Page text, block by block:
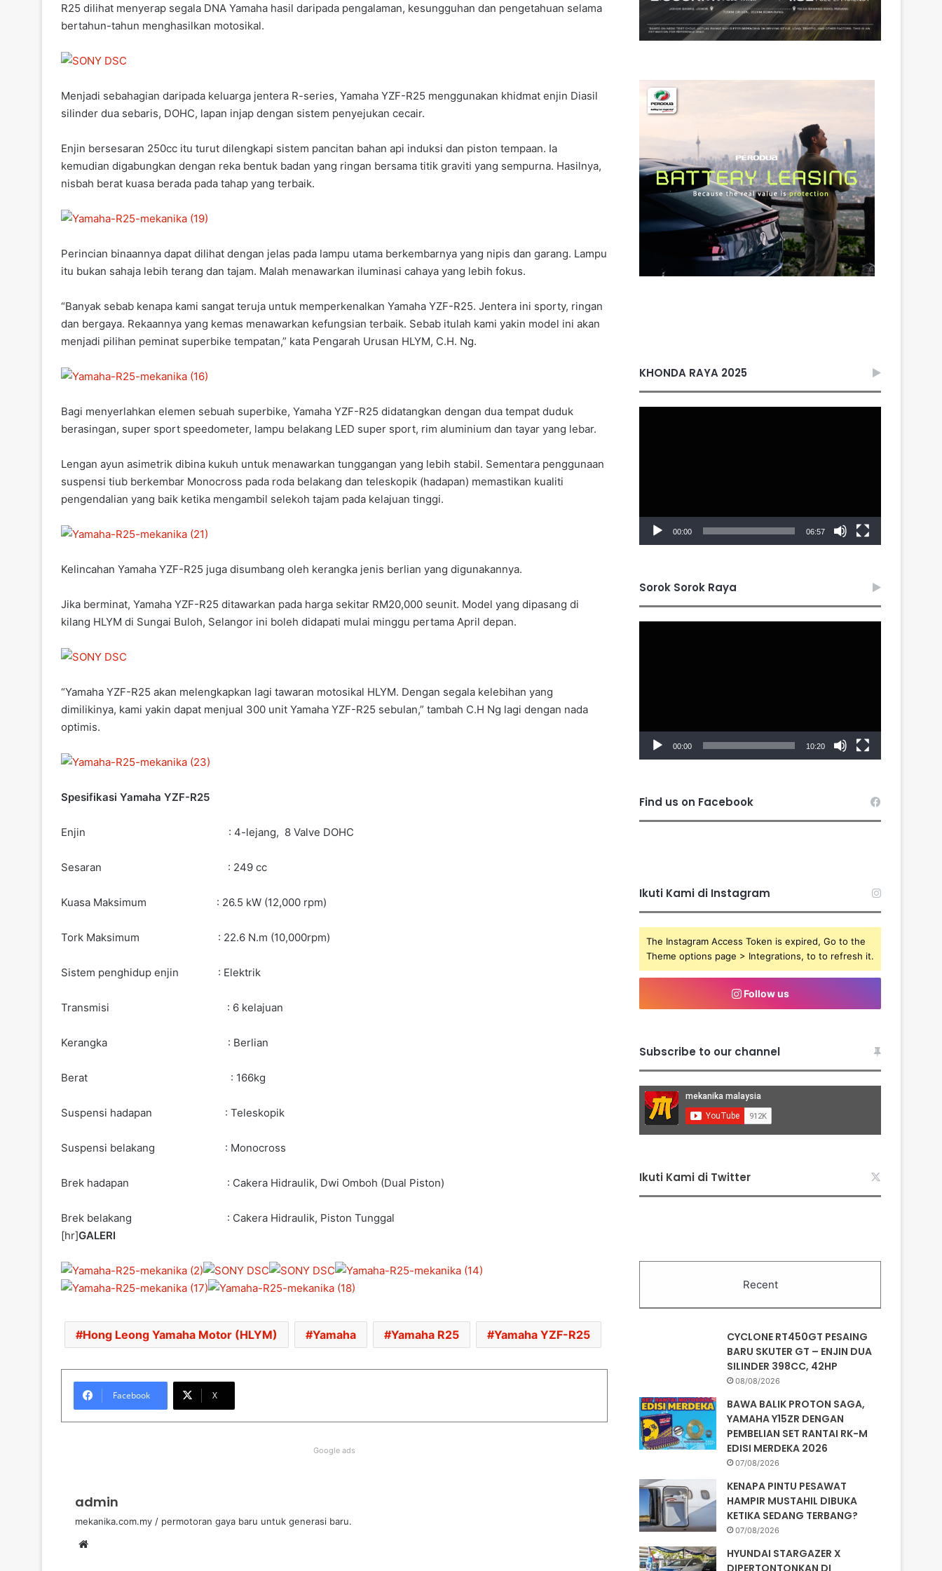
R25 dilihat menyerap segala DNA Yamaha hasil daripada pengalaman, kesungguhan dan pengetahuan selama
bertahun-tahun menghasilkan motosikal.
Menjadi sebahagian daripada keluarga jentera R-series, Yamaha YZF-R25 menggunakan khidmat enjin Diasil
silinder dua sebaris, DOHC, lapan injap dengan sistem penyejukan cecair.
Enjin bersesaran 250cc itu turut dilengkapi sistem pancitan bahan api induksi dan piston tempaan. Ia
kemudian digabungkan dengan reka bentuk badan yang ringan bersama titik graviti yang sempurna. Hasilnya,
nisbah berat kuasa berada pada tahap yang terbaik.
Perincian binaannya dapat dilihat dengan jelas pada lampu utama berkembarnya yang nipis dan garang. Lampu
itu bukan sahaja lebih terang dan tajam. Malah menawarkan iluminasi cahaya yang lebih fokus.
“Banyak sebab kenapa kami sangat teruja untuk memperkenalkan Yamaha YZF-R25. Jentera ini sporty, ringan
dan bergaya. Rekaannya yang kemas menawarkan kefungsian terbaik. Sebab itulah kami yakin model ini akan
menjadi pilihan peminat superbike tempatan,” kata Pengarah Urusan HLYM, C.H. Ng.
Bagi menyerlahkan elemen sebuah superbike, Yamaha YZF-R25 didatangkan dengan dua tempat duduk
berasingan, super sport speedometer, lampu belakang LED super sport, rim aluminium dan tayar yang lebar.
Lengan ayun asimetrik dibina kukuh untuk menawarkan tunggangan yang lebih stabil. Sementara penggunaan
suspensi tiub berkembar Monocross pada roda belakang dan teleskopik (hadapan) memastikan kualiti
pengendalian yang baik ketika mengambil selekoh tajam pada kelajuan tinggi.
Kelincahan Yamaha YZF-R25 juga disumbang oleh kerangka jenis berlian yang digunakannya.
Jika berminat, Yamaha YZF-R25 ditawarkan pada harga sekitar RM20,000 seunit. Model yang dipasang di
kilang HLYM di Sungai Buloh, Selangor ini boleh didapati mulai minggu pertama April depan.
“Yamaha YZF-R25 akan melengkapkan lagi tawaran motosikal HLYM. Dengan segala kelebihan yang
dimilikinya, kami yakin dapat menjual 300 unit Yamaha YZF-R25 sebulan,” tambah C.H Ng lagi dengan nada
optimis.
Spesifikasi Yamaha YZF-R25
Enjin : 4-lejang, 8 Valve DOHC
Sesaran : 249 cc
Kuasa Maksimum : 26.5 kW (12,000 rpm)
Tork Maksimum : 22.6 N.m (10,000rpm)
Sistem penghidup enjin : Elektrik
Transmisi : 6 kelajuan
Kerangka : Berlian
Berat : 166kg
Suspensi hadapan : Teleskopik
Suspensi belakang : Monocross
Brek hadapan : Cakera Hidraulik, Dwi Omboh (Dual Piston)
Brek belakang : Cakera Hidraulik, Piston Tunggal
[hr]GALERI
Hong Leong Yamaha Motor (HLYM) Yamaha Yamaha R25 Yamaha YZF-R25
Facebook X
Google ads
admin
mekanika.com.my / permotoran gaya baru untuk generasi baru.
HANYA 688 UNIT, RM17,188
HARGA KAWASAKI KLE500
KHONDA RAYA 2025
00:00 06:57
Sorok Sorok Raya
00:00 10:20
Find us on Facebook
Ikuti Kami di Instagram
The Instagram Access Token is expired, Go to the
Theme options page > Integrations, to to refresh it.
Follow us
Subscribe to our channel
Ikuti Kami di Twitter
Recent
CYCLONE RT450GT PESAING
BARU SKUTER GT – ENJIN DUA
SILINDER 398CC, 42HP
08/08/2026
BAWA BALIK PROTON SAGA,
YAMAHA Y15ZR DENGAN
PEMBELIAN SET RANTAI RK-M
EDISI MERDEKA 2026
07/08/2026
KENAPA PINTU PESAWAT
HAMPIR MUSTAHIL DIBUKA
KETIKA SEDANG TERBANG?
07/08/2026
HYUNDAI STARGAZER X
DIPERTONTONKAN DI